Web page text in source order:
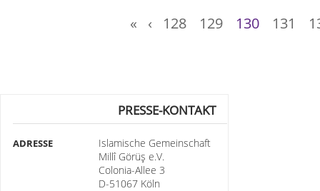
« ‹ 128 129 130 131
PRESSE-KONTAKT
ADRESSE
Islamische Gemeinschaft
Millî Görüş e.V.
Colonia-Allee 3
D-51067 Köln